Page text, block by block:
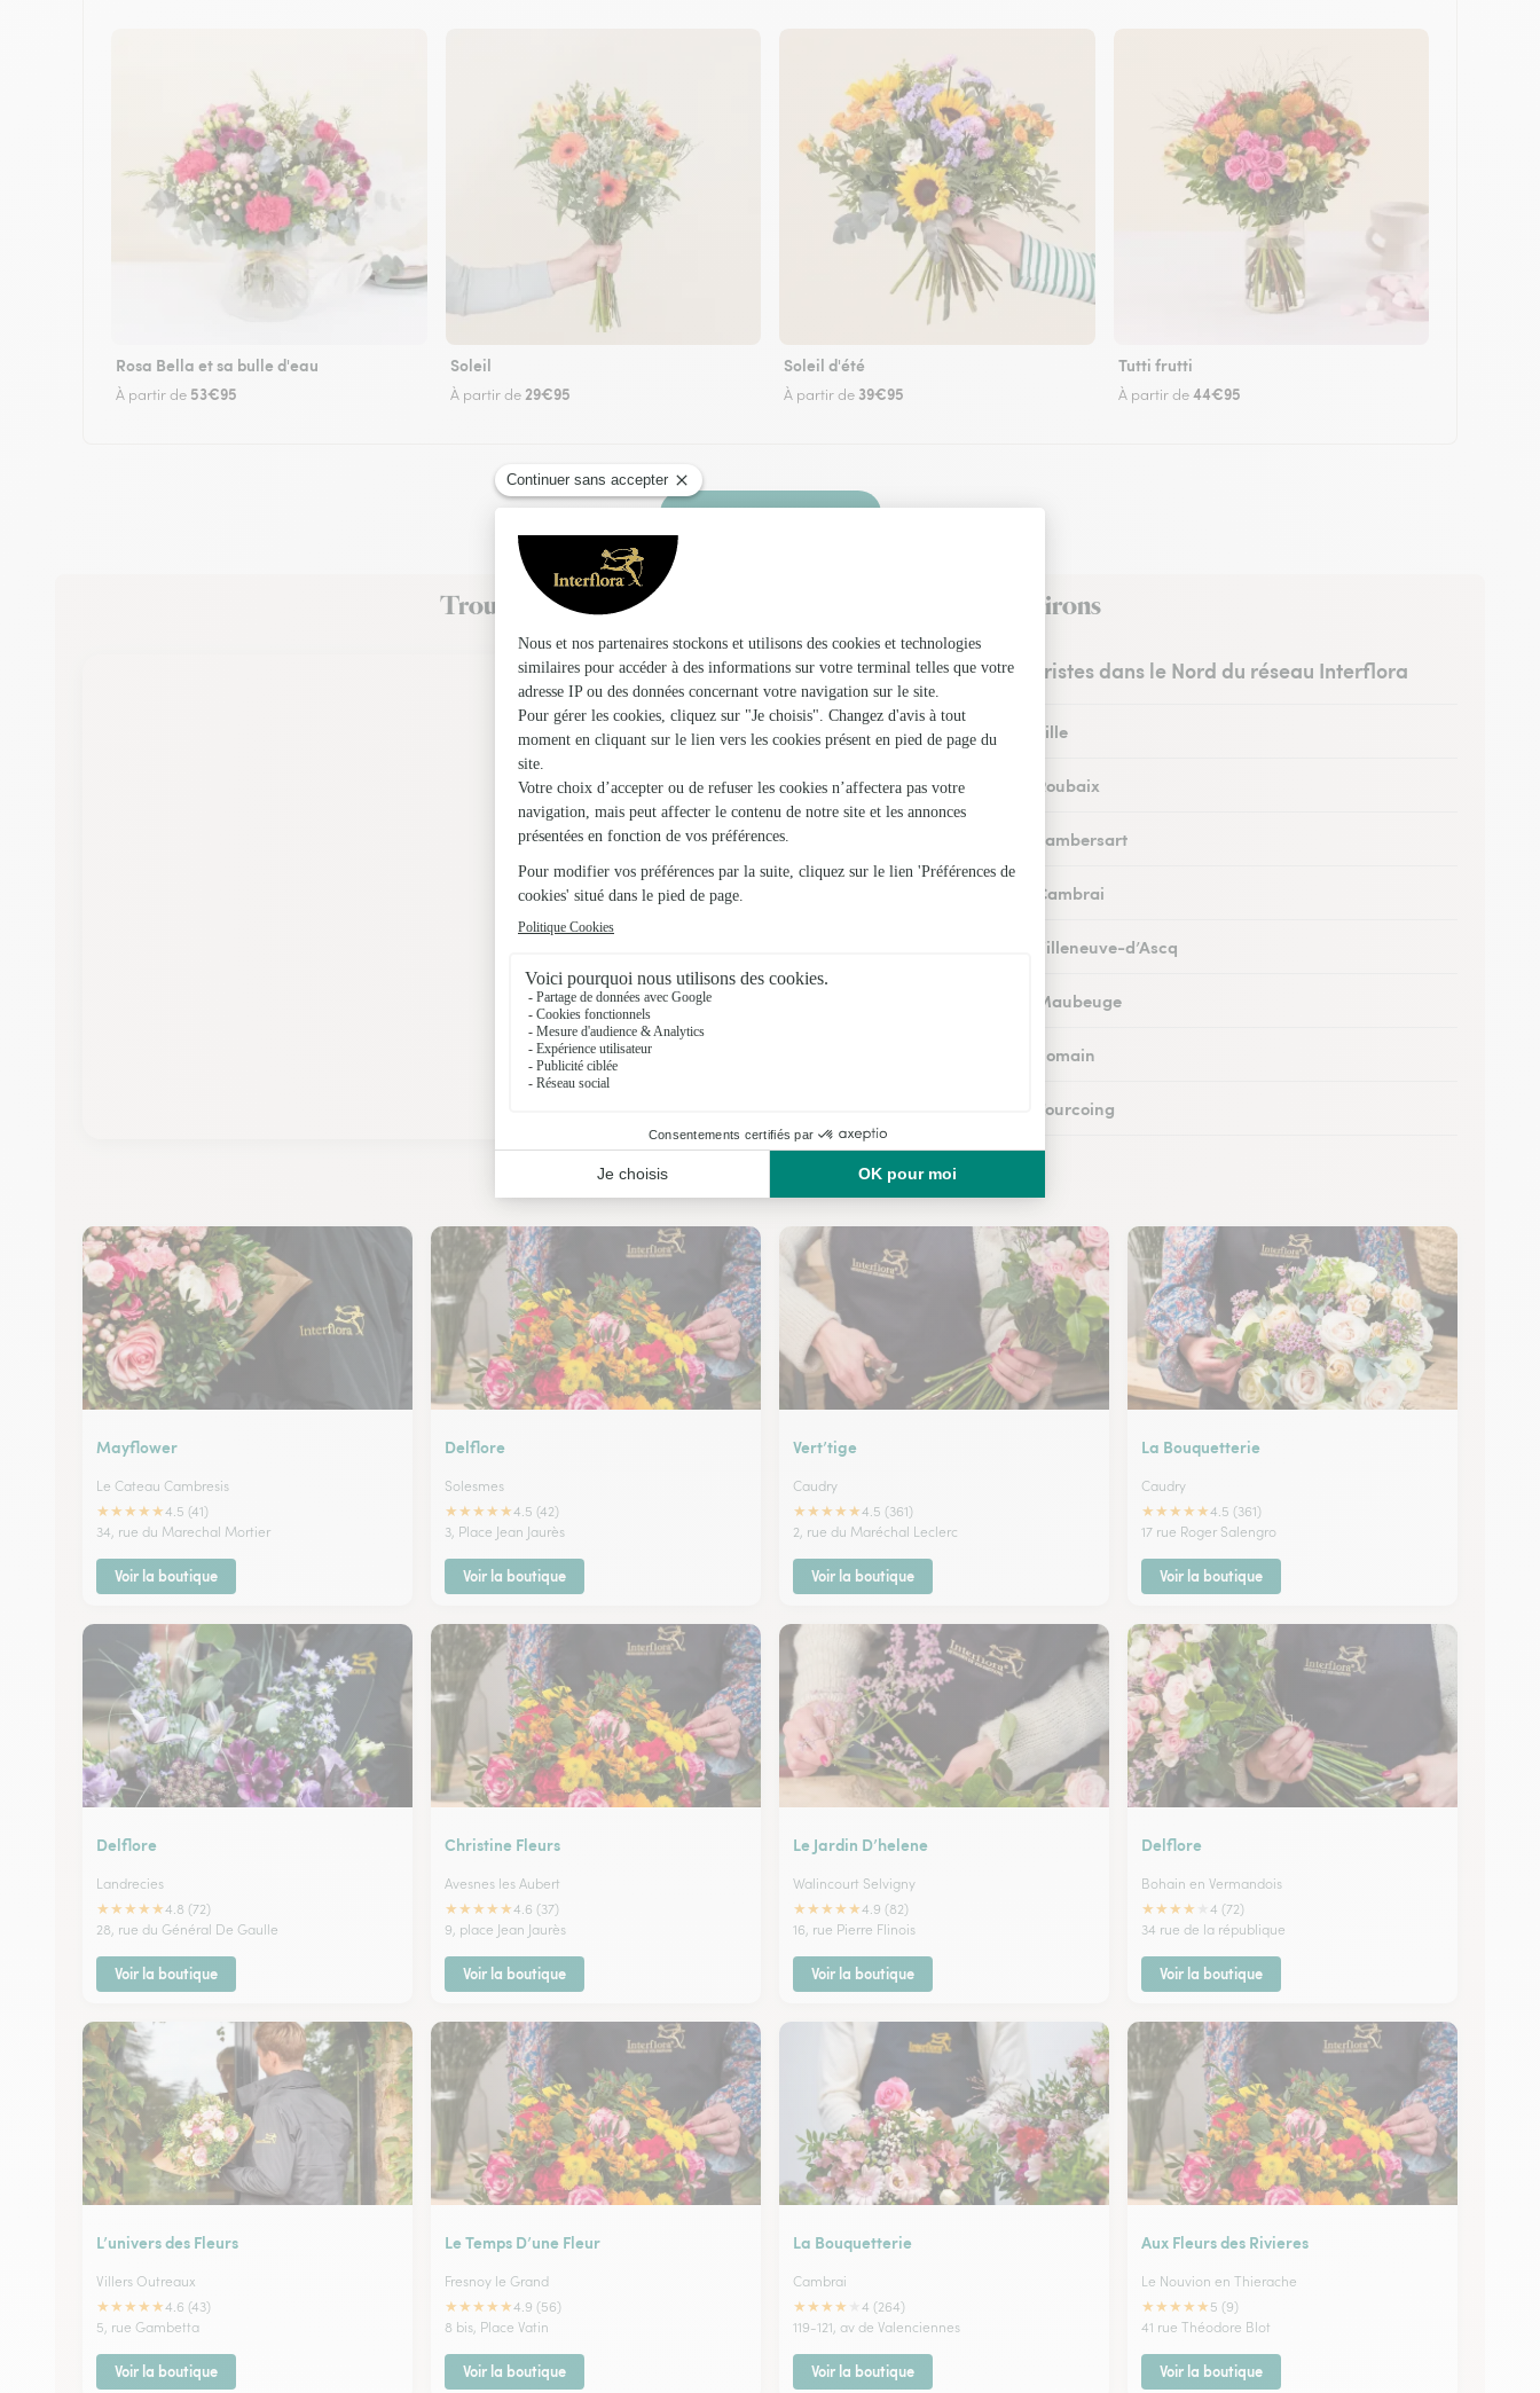
Rosa Bella et sa bulle d'eau
À partir de 53€95
Soleil
À partir de 29€95
Soleil d'été
À partir de 39€95
Tutti frutti
À partir de44€95
Faire livrer des fleurs
Trouvez un fleuriste Interflora à Montay et dans ses environs
Les fleuristes dans le Nord du réseau Interflora
Fleuristes à Lille
Fleuristes à Roubaix
Fleuristes à Lambersart
Fleuristes à Cambrai
Fleuristes à Villeneuve-d’Ascq
Fleuristes à Maubeuge
Fleuristes à Somain
Fleuristes à Tourcoing
Nos fleuristes à Montay
Mayflower
Le Cateau Cambresis
★★★★★4.5 (41)
34, rue du Marechal Mortier
Voir la boutique
Delflore
Solesmes
★★★★★4.5 (42)
3, Place Jean Jaurès
Voir la boutique
Vert’tige
Caudry
★★★★★4.5 (361)
2, rue du Maréchal Leclerc
Voir la boutique
La Bouquetterie
Caudry
★★★★★4.5 (361)
17 rue Roger Salengro
Voir la boutique
Delflore
Landrecies
★★★★★4.8 (72)
28, rue du Général De Gaulle
Voir la boutique
Christine Fleurs
Avesnes les Aubert
★★★★★4.6 (37)
9, place Jean Jaurès
Voir la boutique
Le Jardin D’helene
Walincourt Selvigny
★★★★★4.9 (82)
16, rue Pierre Flinois
Voir la boutique
Delflore
Bohain en Vermandois
★★★★
4 (72)
34 rue de la république
Voir la boutique
L’univers des Fleurs
Villers Outreaux
★★★★★4.6 (43)
5, rue Gambetta
Voir la boutique
Le Temps D’une Fleur
Fresnoy le Grand
★★★★★4.9 (56)
8 bis, Place Vatin
Voir la boutique
La Bouquetterie
Cambrai
★★★★
4 (264)
119-121, av de Valenciennes
Voir la boutique
Aux Fleurs des Rivieres
Le Nouvion en Thierache
★★★★★ 5 (9)
41 rue Théodore Blot
Voir la boutique